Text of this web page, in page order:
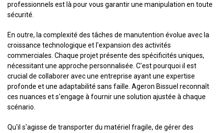
professionnels est là pour vous garantir une manipulation en toute
sécurité.
En outre, la complexité des tâches de manutention évolue avec la
croissance technologique et l'expansion des activités
commerciales. Chaque projet présente des spécificités uniques,
nécessitant une approche personnalisée. C'est pourquoi il est
crucial de collaborer avec une entreprise ayant une expertise
profonde et une adaptabilité sans faille. Ageron Bissuel reconnaît
ces nuances et s'engage à fournir une solution ajustée à chaque
scénario.
Qu'il s'agisse de transporter du matériel fragile, de gérer des